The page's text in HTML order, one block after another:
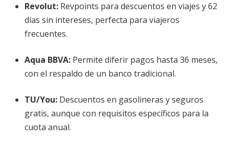
Revolut: Revpoints para descuentos en viajes y 62
días sin intereses, perfecta para viajeros
frecuentes.
Aqua BBVA: Permite diferir pagos hasta 36 meses,
con el respaldo de un banco tradicional.
TU/You: Descuentos en gasolineras y seguros
gratis, aunque con requisitos específicos para la
cuota anual.